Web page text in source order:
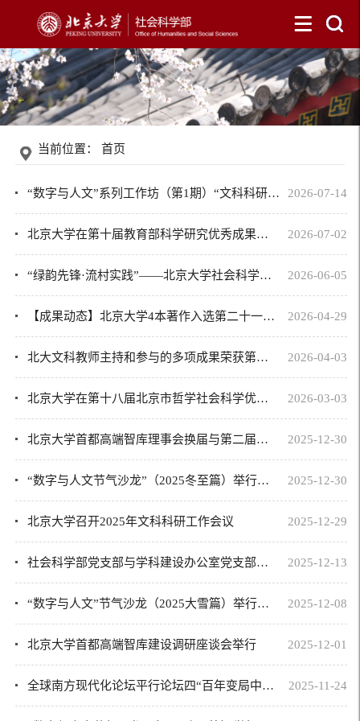
当前位置：首页
2026-07-14
“数字与人文”系列工作坊（第1期）“文科科研数据合规使用与成果转化”顺利举办
2026-07-02
北京大学在第十届教育部科学研究优秀成果奖（人文社会科学）评选中获奖总数位居全...
2026-06-05
“绿韵先锋·流村实践”——北京大学社会科学部党支部到流村镇开展树立和践行正确政...
2026-04-29
【成果动态】北京大学4本著作入选第二十一届文津图书及文津提名图书
2026-04-03
北大文科教师主持和参与的多项成果荣获第六届中国出版政府奖
2026-03-03
北京大学在第十八届北京市哲学社会科学优秀成果奖评选中再创佳绩
2025-12-30
北京大学首都高端智库理事会换届与第二届理事会第一次工作会议举行
2025-12-30
“数字与人文节气沙龙”（2025冬至篇）举行，聚焦“海外藏中国青铜器的搜集、编纂...
2025-12-29
北京大学召开2025年文科科研工作会议
2025-12-13
社会科学部党支部与学科建设办公室党支部集体参加2025年秋季学期师生党员基本培训
2025-12-08
“数字与人文”节气沙龙（2025大雪篇）举行，聚焦“人工智能芯片设计前沿讨论”
2025-12-01
北京大学首都高端智库建设调研座谈会举行
2025-11-24
全球南方现代化论坛平行论坛四“百年变局中的全球南方”举行